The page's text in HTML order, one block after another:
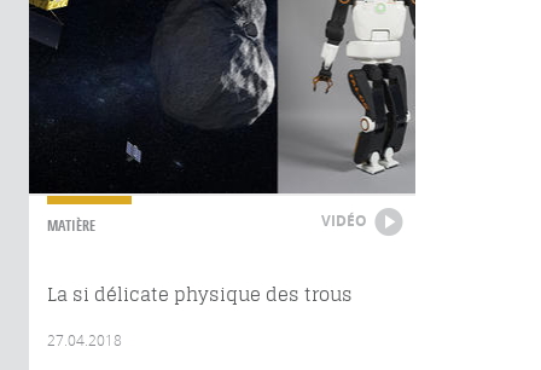
MATIÈRE VIDÉO
La si délicate physique des trous
27.04.2018